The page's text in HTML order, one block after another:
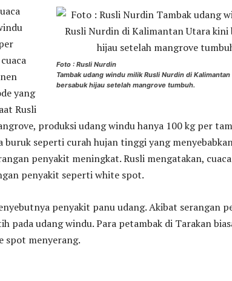
Foto : Rusli Nurdin
Tambak udang windu milik Rusli Nurdin di
bersabuk hijau setelah mangrove tumbuh.
yang
Rusli
produksi udang windu hanya 100 kg per
buruk seperti curah hujan tinggi yang
penyakit meningkat. Rusli mengatakan,
penyakit seperti white spot.
penyakit panu udang. Akibat serangan
pada udang windu. Para petambak di Tarakan
spot menyerang.